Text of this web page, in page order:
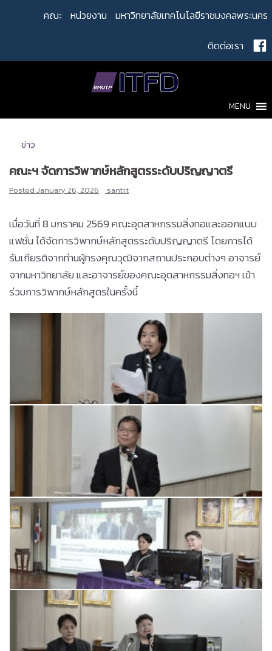
คณะ หน่วยงาน มหาวิทยาลัยเทคโนโลยีราชมงคลพระนคร
ติดต่อเรา
MENU
ข่าว
คณะฯ จัดการวิพากษ์หลักสูตรระดับปริญญาตรี
Posted January 26, 2026 santi.t
เมื่อวันที่ 8 มกราคม 2569 คณะอุตสาหกรรมสิ่งทอและออกแบบ
แฟชั่น ได้จัดการวิพากษ์หลักสูตรระดับปริญญาตรี โดยการได้
รับเกียรติจากท่านผู้ทรงคุณวุฒิจากสถานประกอบต่างๆ อาจารย์
จากมหาวิทยาลัย และอาจารย์ของคณะอุตสาหกรรมสิ่งทอฯ เข้า
ร่วมการวิพากษ์หลักสูตรในครั้งนี้